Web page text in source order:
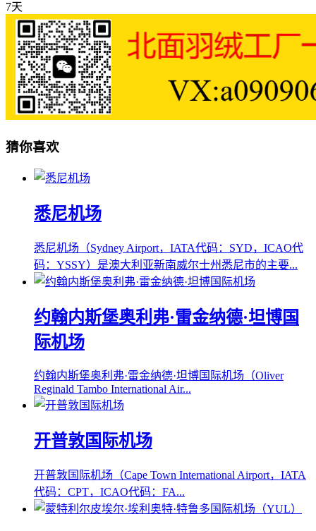
7天
猜你喜欢
悉尼机场
悉尼机场（Sydney Airport，IATA代码：SYD，ICAO代
码：YSSY）是澳大利亚新南威尔士州悉尼市的主要...
约翰内斯堡奥利弗·雷金纳德·坦博国
际机场
约翰内斯堡奥利弗·雷金纳德·坦博国际机场（Oliver
Reginald Tambo International Air...
开普敦国际机场
开普敦国际机场（Cape Town International Airport，IATA
代码：CPT，ICAO代码：FA...